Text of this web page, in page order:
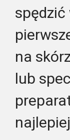
spędzić
na
lub